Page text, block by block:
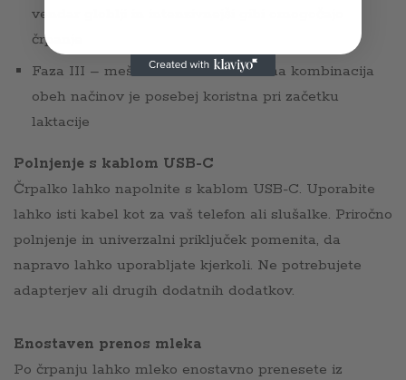
vendar globlji in intenzivnejši gibi omogočajo
črpanje
Faza III – mešani način – inovativna kombinacija
obeh načinov je posebej koristna pri začetku
laktacije
Polnjenje s kablom USB-C
Črpalko lahko napolnite s kablom USB-C. Uporabite
lahko isti kabel kot za vaš telefon ali slušalke. Priročno
polnjenje in univerzalni priključek pomenita, da
napravo lahko uporabljate kjerkoli. Ne potrebujete
adapterjev ali drugih dodatnih dodatkov.
Enostaven prenos mleka
Po črpanju lahko mleko enostavno prenesete iz